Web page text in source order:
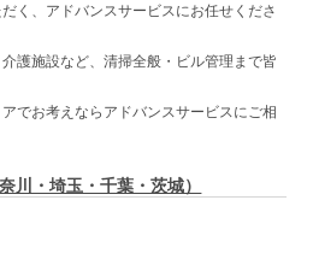
く、アドバンスサービスにお任せくださ
護施設など、清掃全般・ビル管理まで皆
でお考えならアドバンスサービスにご相
川・埼玉・千葉・茨城）